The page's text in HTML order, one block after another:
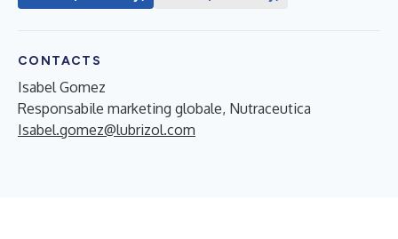
CONTACTS
Isabel Gomez
Responsabile marketing globale, Nutraceutica
Isabel.gomez@lubrizol.com